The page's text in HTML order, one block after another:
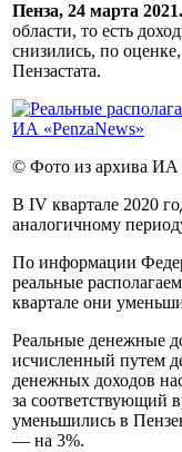
Пенза, 24 марта
области, то есть
снизились, по
Пензастата.
© Фото из архива ИА
В IV квартале 2020
аналогичному
По информации
реальные
квартале они
Реальные денежные
исчисленный путем
денежных доходов
за соответствующий
уменьшились в
— на 3%.